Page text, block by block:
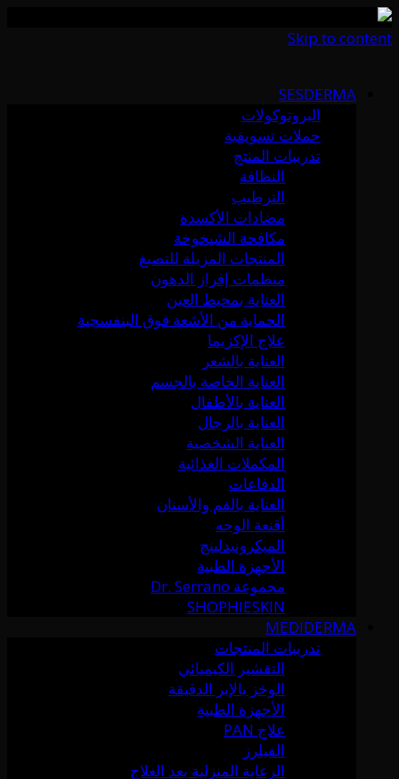
Skip to content
SESDERMA
البروتوكولات
حملات تسويقية
تدريبات المنتج
النظافة
الترطيب
مضادات الأكسدة
مكافحة الشيخوخة
المنتجات المزيلة للتصبغ
منظمات إفراز الدهون
العناية بمحيط العين
الحماية من الأشعة فوق البنفسجية
علاج الإكزيما
العناية بالشعر
العناية الخاصة بالجسم
العناية بالأطفال
العناية بالرجال
العناية الشخصية
المكملات الغذائية
الدفاعات
العناية بالفم والأسنان
أقنعة الوجه
الميكرونيدلينج
الأجهزة الطبية
مجموعة Dr. Serrano
SHOPHIESKIN
MEDIDERMA
تدريبات المنتجات
التقشير الكيميائي
الوخز بالإبر الدقيقة
الأجهزة الطبية
علاج PAN
الفيلرز
الرعاية المنزلية بعد العلاج